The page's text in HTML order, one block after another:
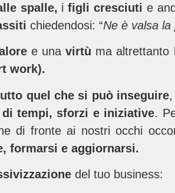
spalle, ifigli cresciuti e
chiedendosi: “Ne è valsa la
e unavirtù ma altrettanto
work).
quel che si può inseguire
tempi, sforzi e iniziative.
di fronte ai nostri occhi
formarsi e aggiornarsi.
del tuo business: